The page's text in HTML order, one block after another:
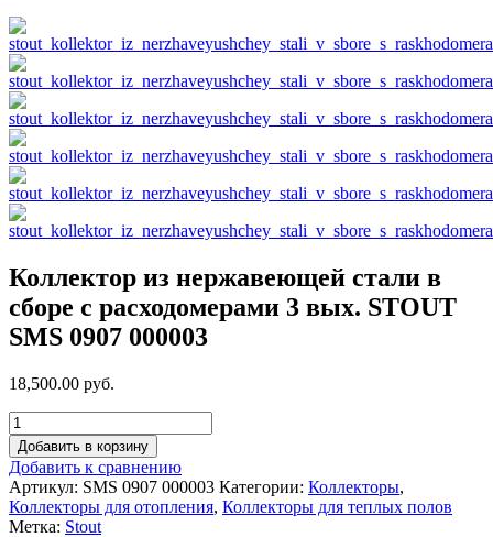
Коллектор из нержавеющей стали в
сборе с расходомерами 3 вых. STOUT
SMS 0907 000003
18,500.00 руб.
Добавить в корзину
Добавить к сравнению
Артикул: SMS 0907 000003 Категории: Коллекторы,
Коллекторы для отопления, Коллекторы для теплых полов
Метка: Stout